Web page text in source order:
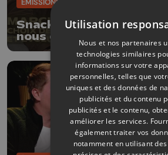
ÉMISSIONS
Snack - Un marchand
nous explique tout sur
marché d’Europe
Utilisation
Nous et nos partenaires
technologies similaires
informations sur votre
personnelles, telles que
uniques et des données de
publicités et du contenu
publicités et le contenu,
améliorer les services.
également traiter vos
notamment en utilisant